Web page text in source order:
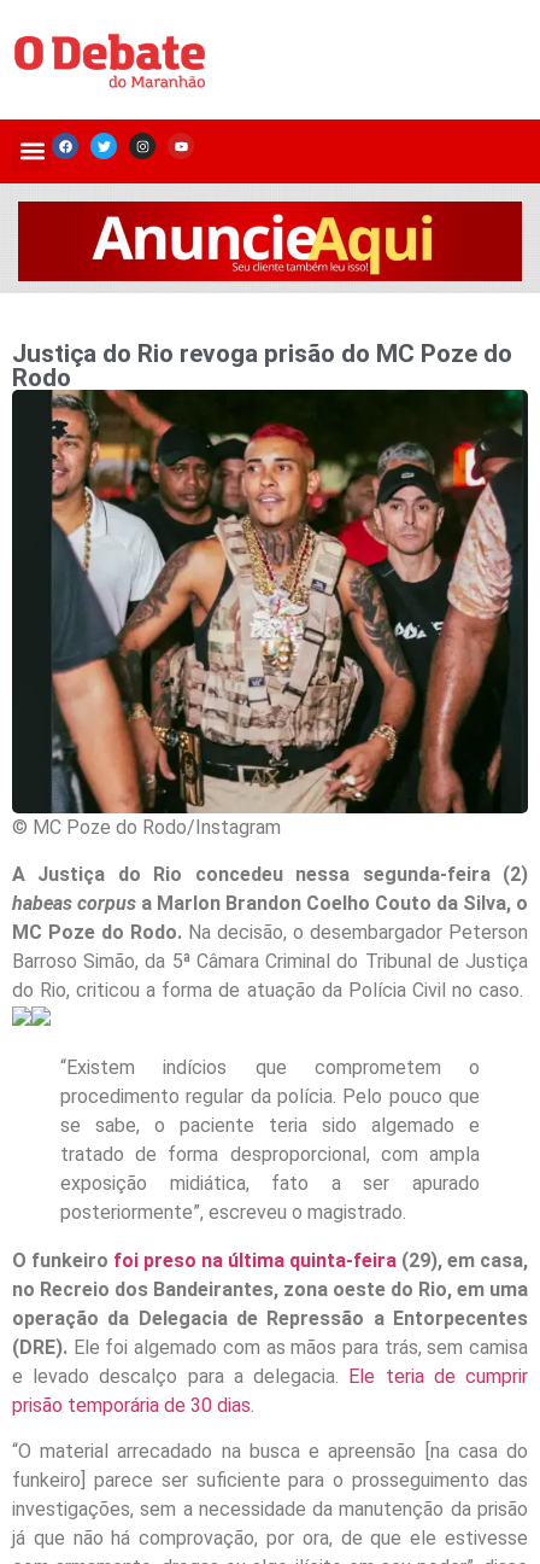
Justiça do Rio revoga prisão do MC Poze do
Rodo
© MC Poze do Rodo/Instagram
A Justiça do Rio concedeu nessa segunda-feira (2)
habeas corpus a Marlon Brandon Coelho Couto da Silva, o
MC Poze do Rodo. Na decisão, o desembargador Peterson
Barroso Simão, da 5ª Câmara Criminal do Tribunal de Justiça
do Rio, criticou a forma de atuação da Polícia Civil no caso.
“Existem indícios que comprometem o
procedimento regular da polícia. Pelo pouco que
se sabe, o paciente teria sido algemado e
tratado de forma desproporcional, com ampla
exposição midiática, fato a ser apurado
posteriormente”, escreveu o magistrado.
O funkeiro foi preso na última quinta-feira (29), em casa,
no Recreio dos Bandeirantes, zona oeste do Rio, em uma
operação da Delegacia de Repressão a Entorpecentes
(DRE). Ele foi algemado com as mãos para trás, sem camisa
e levado descalço para a delegacia. Ele teria de cumprir
prisão temporária de 30 dias.
“O material arrecadado na busca e apreensão [na casa do
funkeiro] parece ser suficiente para o prosseguimento das
investigações, sem a necessidade da manutenção da prisão
já que não há comprovação, por ora, de que ele estivesse